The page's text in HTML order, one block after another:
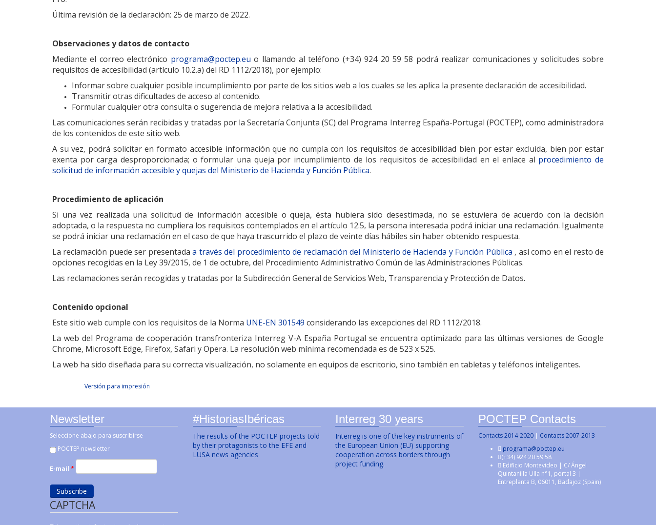
Última revisión de la declaración: 25 de marzo de 2022.
Observaciones y datos de contacto
Mediante el correo electrónico programa@poctep.eu o llamando al teléfono (+34) 924 20 59 58 podrá realizar comunicaciones y solicitudes sobre
requisitos de accesibilidad (artículo 10.2.a) del RD 1112/2018), por ejemplo:
Informar sobre cualquier posible incumplimiento por parte de los sitios web a los cuales se les aplica la presente declaración de accesibilidad.
Transmitir otras dificultades de acceso al contenido.
Formular cualquier otra consulta o sugerencia de mejora relativa a la accesibilidad.
Las comunicaciones serán recibidas y tratadas por la Secretaría Conjunta (SC) del Programa Interreg España-Portugal (POCTEP), como administradora
de los contenidos de este sitio web.
A su vez, podrá solicitar en formato accesible información que no cumpla con los requisitos de accesibilidad bien por estar excluida, bien por estar
exenta por carga desproporcionada; o formular una queja por incumplimiento de los requisitos de accesibilidad en el enlace al procedimiento de
solicitud de información accesible y quejas del Ministerio de Hacienda y Función Pública.
Procedimiento de aplicación
Si una vez realizada una solicitud de información accesible o queja, ésta hubiera sido desestimada, no se estuviera de acuerdo con la decisión
adoptada, o la respuesta no cumpliera los requisitos contemplados en el artículo 12.5, la persona interesada podrá iniciar una reclamación. Igualmente
se podrá iniciar una reclamación en el caso de que haya trascurrido el plazo de veinte días hábiles sin haber obtenido respuesta.
La reclamación puede ser presentadaa través del procedimiento de reclamación del Ministerio de Hacienda y Función Pública , así como en el resto de
opciones recogidas en la Ley 39/2015, de 1 de octubre, del Procedimiento Administrativo Común de las Administraciones Públicas.
Las reclamaciones serán recogidas y tratadas por la Subdirección General de Servicios Web, Transparencia y Protección de Datos.
Contenido opcional
Este sitio web cumple con los requisitos de la Norma UNE-EN 301549 considerando las excepciones del RD 1112/2018.
La web del Programa de cooperación transfronteriza Interreg V-A España Portugal se encuentra optimizado para las últimas versiones de Google
Chrome, Microsoft Edge, Firefox, Safari y Opera. La resolución web mínima recomendada es de 523 x 525.
La web ha sido diseñada para su correcta visualización, no solamente en equipos de escritorio, sino también en tabletas y teléfonos inteligentes.
Facebook Like
Tweet Widget
Linkedin Share Button
Versión para impresión
Newsletter
Seleccione abajo para suscribirse
POCTEP newsletter
E-mail *
CAPTCHA
#HistoriasIbéricas
The results of the POCTEP projects told
by their protagonists to the EFE and
LUSA news agencies
Interreg 30 years
Interreg is one of the key instruments of
the European Union (EU) supporting
cooperation across borders through
project funding.
POCTEP Contacts
Contacts 2014-2020| Contacts 2007-2013
programa@poctep.eu
(+34) 924 20 59 58
Edificio Montevideo | C/ Ángel
Quintanilla Ulla n°1, portal 3 |
Entreplanta B, 06011, Badajoz (Spain)